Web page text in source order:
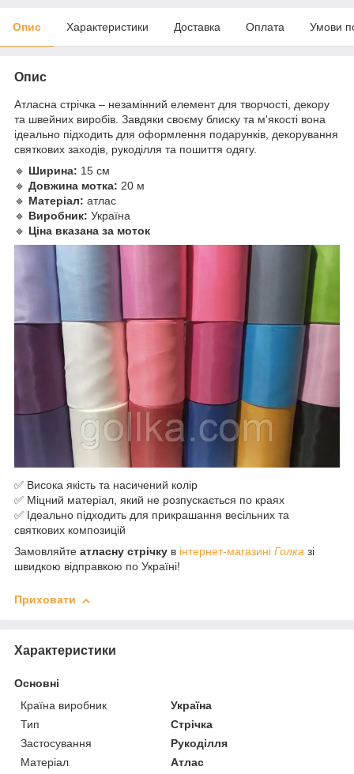
Опис Характеристики Доставка Оплата Умови
Опис
Атласна стрічка – незамінний елемент для творчості, декору
та швейних виробів. Завдяки своєму блиску та м'якості вона
ідеально підходить для оформлення подарунків, декорування
святкових заходів, рукоділля та пошиття одягу.
🔹 Ширина: 15 см
🔹 Довжина мотка: 20 м
🔹 Матеріал: атлас
🔹 Виробник: Україна
🔹 Ціна вказана за моток
✅ Висока якість та насичений колір
✅ Міцний матеріал, який не розпускається по краях
✅ Ідеально підходить для прикрашання весільних та
святкових композицій
Замовляйте атласну стрічку в інтернет-магазині Голка зі
швидкою відправкою по Україні!
Приховати
Характеристики
Основні
Країна виробник
Україна
Тип
Стрічка
Застосування
Рукоділля
Матеріал
Атлас